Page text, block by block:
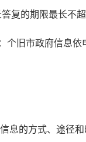
复的期限最长不超
旧市政府信息依
息的方式、途径和